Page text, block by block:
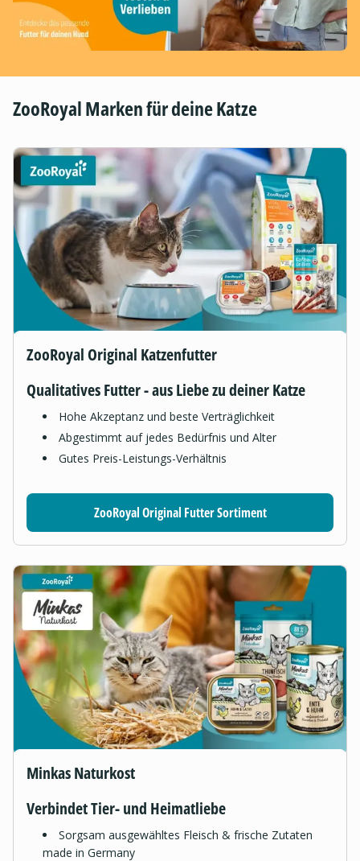
ZooRoyal Marken für deine Katze
ZooRoyal Original Katzenfutter
Qualitatives Futter - aus Liebe zu deiner Katze
Hohe Akzeptanz und beste Verträglichkeit
Abgestimmt auf jedes Bedürfnis und Alter
Gutes Preis-Leistungs-Verhältnis
ZooRoyal Original Futter Sortiment
Minkas Naturkost
Verbindet Tier- und Heimatliebe
Sorgsam ausgewähltes Fleisch & frische Zutaten
made in Germany